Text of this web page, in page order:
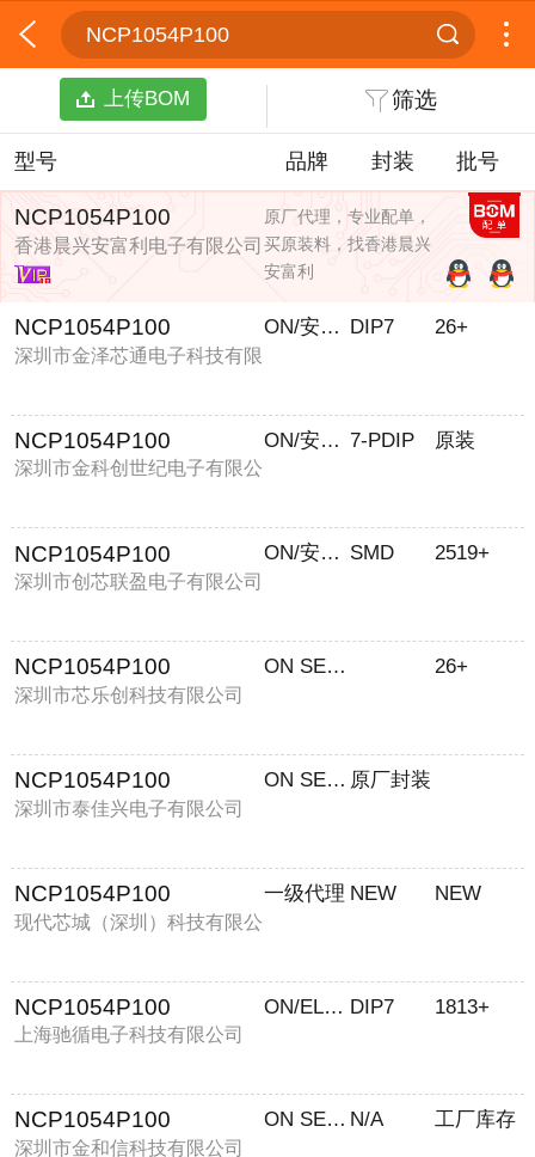
NCP1054P100
上传BOM 筛选
型号 品牌 封装 批号
NCP1054P100
香港晨兴安富利电子有限公司
原厂代理，专业配单，
买原装料，找香港晨兴
安富利
NCP1054P100
深圳市金泽芯通电子科技有限
ON/安森美 DIP7 26+
NCP1054P100
深圳市金科创世纪电子有限公
ON/安森美 7-PDIP 原装
NCP1054P100
深圳市创芯联盈电子有限公司
ON/安森美 SMD 2519+
NCP1054P100
深圳市芯乐创科技有限公司
ON SEMICONDUCTOR 26+
NCP1054P100
深圳市泰佳兴电子有限公司
ON SEMICONDUCTOR 原厂封装
NCP1054P100
现代芯城（深圳）科技有限公
一级代理 NEW NEW
NCP1054P100
上海驰循电子科技有限公司
ON/ELNAF DIP7 1813+
NCP1054P100
深圳市金和信科技有限公司
ON SEMICONDUCTOR N/A 工厂库存